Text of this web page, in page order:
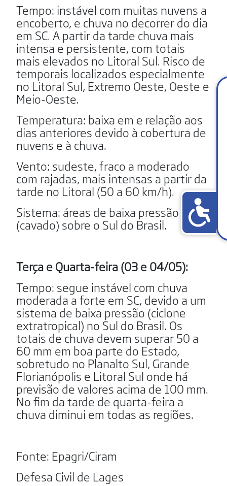
Tempo: instável com muitas nuvens a
encoberto, e chuva no decorrer do dia
em SC. A partir da tarde chuva mais
intensa e persistente, com totais
mais elevados no Litoral Sul. Risco de
temporais localizados especialmente
no Litoral Sul, Extremo Oeste, Oeste e
Meio-Oeste.
Temperatura: baixa em e relação aos
dias anteriores devido à cobertura de
nuvens e à chuva.
Vento: sudeste, fraco a moderado
com rajadas, mais intensas a partir da
tarde no Litoral (50 a 60 km/h).
Sistema: áreas de baixa pressão
(cavado) sobre o Sul do Brasil.
Terça e Quarta-feira (03 e 04/05):
Tempo: segue instável com chuva
moderada a forte em SC, devido a um
sistema de baixa pressão (ciclone
extratropical) no Sul do Brasil. Os
totais de chuva devem superar 50 a
60 mm em boa parte do Estado,
sobretudo no Planalto Sul, Grande
Florianópolis e Litoral Sul onde há
previsão de valores acima de 100 mm.
No fim da tarde de quarta-feira a
chuva diminui em todas as regiões.
Fonte: Epagri/Ciram
Defesa Civil de Lages